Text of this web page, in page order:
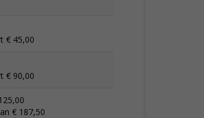
€ 45,00
€ 90,00
€ 187,50